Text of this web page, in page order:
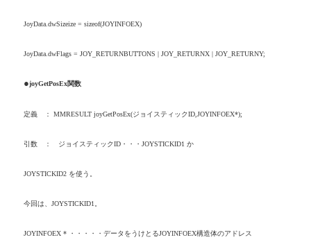
JoyData.dwSizeize = sizeof(JOYINFOEX)
JoyData.dwFlags = JOY_RETURNBUTTONS | JOY_RETURNX | JOY_RETURNY;
●joyGetPosEx関数
定義 ：MMRESULT joyGetPosEx(ジョイスティックID,JOYINFOEX*);
引数 ： ジョイスティックID ・・・JOYSTICKID1 か
JOYSTICKID2 を使う。
今回は、JOYSTICKID1
JOYINFOEX * ・・・・・データをうけとるJOYINFOEX構造体のアドレス